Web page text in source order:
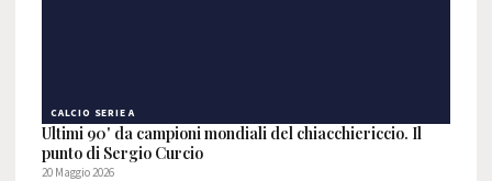
CALCIO SERIE A
Ultimi 90' da campioni mondiali del chiacchiericcio. Il
punto di Sergio Curcio
20 Maggio 2026